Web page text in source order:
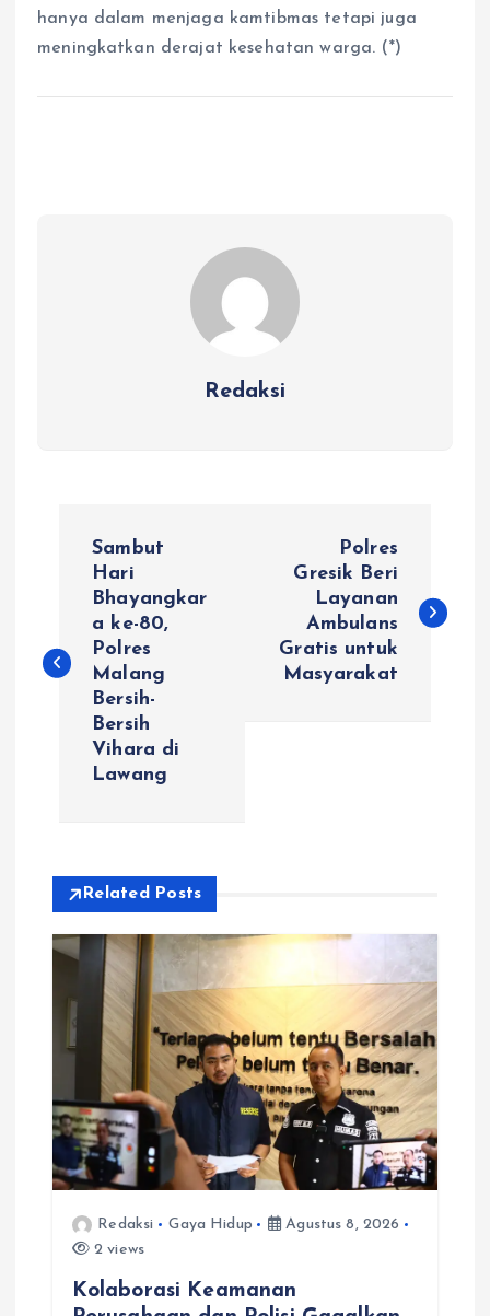
hanya dalam menjaga kamtibmas tetapi juga
meningkatkan derajat kesehatan warga. (*)
Redaksi
v
i
p
Sambut
Hari
Bhayangkar
a ke-80,
Polres
Malang
Bersih-
Bersih
Vihara di
Lawang
Polres
Gresik Beri
Layanan
Ambulans
Gratis untuk
Masyarakat
Related Posts
Redaksi Gaya Hidup
Agustus 8, 2026
2 views
Kolaborasi Keamanan